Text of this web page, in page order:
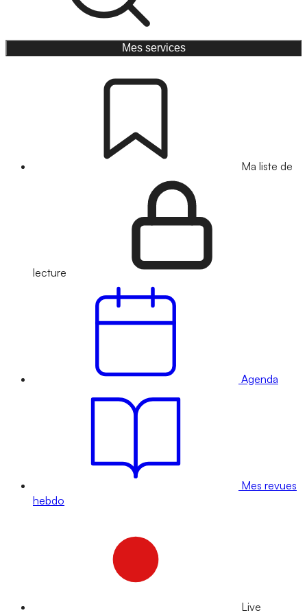
Mes services
Ma liste de
lecture
Agenda
Mes revues
hebdo
Live